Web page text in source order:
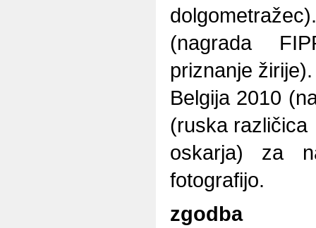
(nagrada
priznanje
Belgija 2010
(ruska različica
oskarja) za
fotografijo.
zgodba